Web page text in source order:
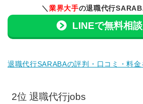
＼業界大手の退職代行
LINEで無料相
退職代行SARABAの評判・口コミ・料金
2位 退職代行jobs